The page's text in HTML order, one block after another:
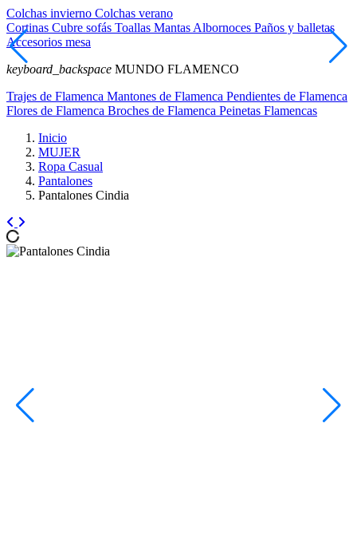
Colchas invierno Colchas verano
Cortinas Cubre sofás Toallas Mantas Albornoces Paños y balletas
Accesorios mesa
keyboard_backspace MUNDO FLAMENCO
Trajes de Flamenca Mantones de Flamenca Pendientes de Flamenca
Flores de Flamenca Broches de Flamenca Peinetas Flamencas
Inicio
MUJER
Ropa Casual
Pantalones
Pantalones Cindia